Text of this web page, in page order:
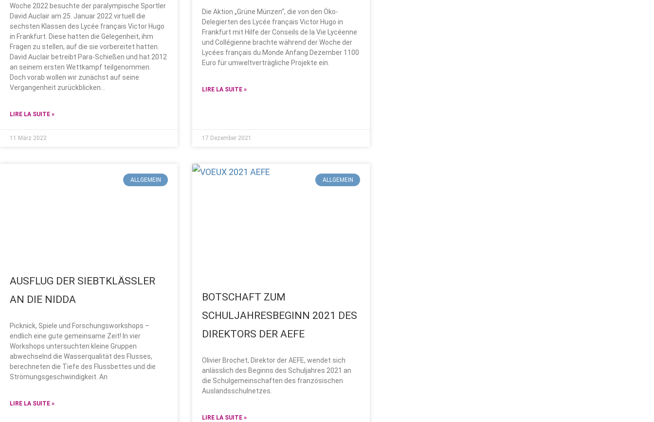
Woche 2022 besuchte der paralympische Sportler
David Auclair am 25. Januar 2022 virtuell die
sechsten Klassen des Lycée français Victor Hugo
in Frankfurt. Diese hatten die Gelegenheit, ihm
Fragen zu stellen, auf die sie vorbereitet hatten.
David Auclair betreibt Para-Schießen und hat 2012
an seinem ersten Wettkampf teilgenommen.
Doch vorab wollen wir zunächst auf seine
Vergangenheit zurückblicken…
LIRE LA SUITE »
11 März 2022
Die Aktion „Grüne Münzen“, die von den Öko-
Delegierten des Lycée français Victor Hugo in
Frankfurt mit Hilfe der Conseils de la Vie Lycéenne
und Collégienne brachte während der Woche der
Lycées français du Monde Anfang Dezember 1100
Euro für umweltverträgliche Projekte ein.
LIRE LA SUITE »
17 Dezember 2021
ALLGEMEIN
AUSFLUG DER SIEBTKLÄSSLER
AN DIE NIDDA
Picknick, Spiele und Forschungsworkshops –
endlich eine gute gemeinsame Zeit! In vier
Workshops untersuchten kleine Gruppen
abwechselnd die Wasserqualität des Flusses,
berechneten die Tiefe des Flussbettes und die
Strömungsgeschwindigkeit. An
LIRE LA SUITE »
ALLGEMEIN
BOTSCHAFT ZUM
SCHULJAHRESBEGINN 2021 DES
DIREKTORS DER AEFE
Olivier Brochet, Direktor der AEFE, wendet sich
anlässlich des Beginns des Schuljahres 2021 an
die Schulgemeinschaften des französischen
Auslandsschulnetzes.
LIRE LA SUITE »